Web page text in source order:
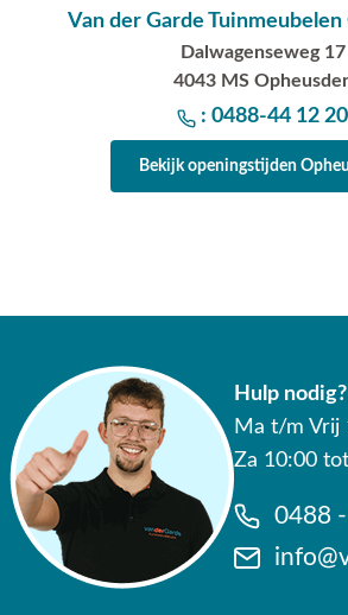
Van der Garde
Dalwagenseweg 17
4043 MS
: 0488-44 12 20
Bekijk openingstijden
Hulp nodig?
Ma t/m Vrij
Za 10:00
0488